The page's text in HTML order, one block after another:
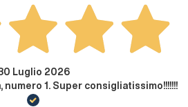
Luglio 2026
1. Super consigliatissimo!!!!!!!